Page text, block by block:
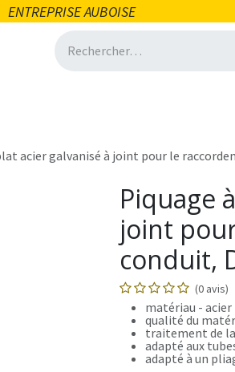
ENTREPRISE AUBOISE
acier galvanisé à joint pour le
Piquage
joint
conduit,
(0 avis)
matériau - acier
qualité du
traitement de
adapté aux
adapté à un